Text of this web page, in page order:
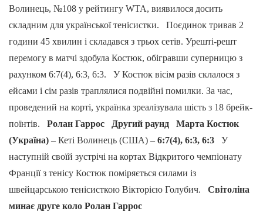
Волинець, №108 у рейтингу WTA, виявилося досить
складним для української тенісистки. Поєдинок тривав 2
години 45 хвилин і складався з трьох сетів. Урешті-решт
перемогу в матчі здобула Костюк, обігравши суперницю з
рахунком 6:7(4), 6:3, 6:3. У Костюк вісім разів склалося з
ейсами і сім разів траплялися подвійні помилки. За час,
проведений на корті, українка зреалізувала шість з 18 брейк-
поїнтів. Ролан Гаррос Другий раунд
Марта Костюк
(Україна) – Кеті Волинець (США) – 6:7(4), 6:3, 6:3 У
наступній своїй зустрічі на кортах Відкритого чемпіонату
Франції з тенісу Костюк поміряється силами із
швейцарською тенісисткою Вікторією Голубич. Світоліна
минає друге коло Ролан Гаррос